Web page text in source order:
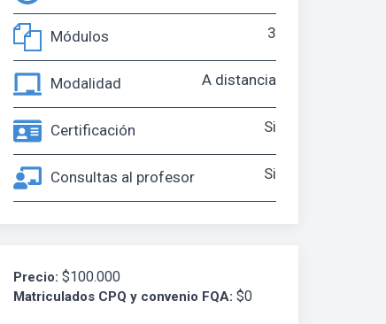
Módulos 3
Modalidad A distancia
Certificación Si
Consultas al profesor Si
Precio:$100.000
Matriculados CPQ y convenio FQA:$0